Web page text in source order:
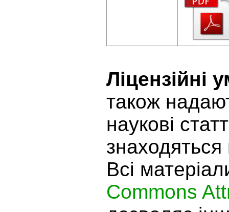
Ліцензійні
також
наукові
знаходяться
Всі
Commons